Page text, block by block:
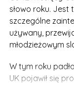
komentarze w
Spieszymy więc z
polskiego
niedawno znana
„polskiego” pilota.
słowo roku. Jest
szczególne
używany,
młodzieżowym
W tym roku
UK pojawił się